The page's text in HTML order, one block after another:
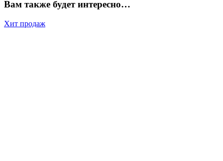
Вам также будет интересно…
Хит продаж